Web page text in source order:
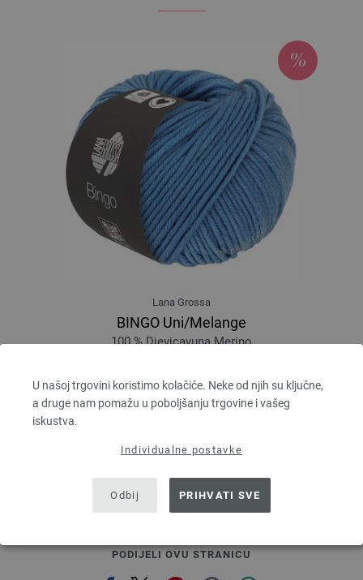
U našoj trgovini koristimo kolačiće. Neke od njih su ključne,
a druge nam pomažu u poboljšanju trgovine i vašeg
iskustva.
Individualne postavke
Odbij PRIHVATI SVE
Lana Grossa
BINGO Uni/Melange
100 % Djevicavuna Merino
Većina igle: 4,5 - 5,5
RRP: 5,00 €
3,83 $RRP:5,84 $
bez PDV-a, dodatno troškovi za dostavu, Osnovna cijena:
prev next
PODIJELI OVU STRANICU